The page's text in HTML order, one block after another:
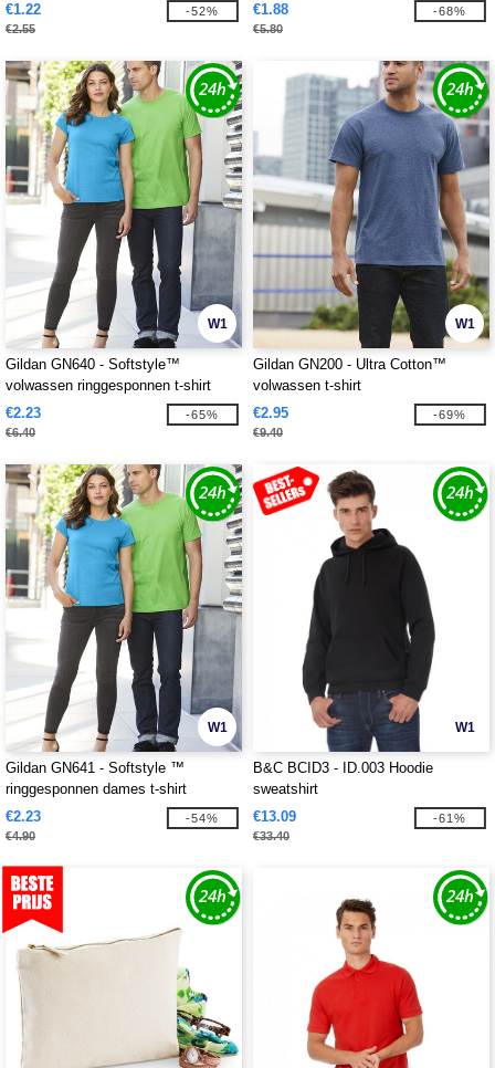
€1.22
€2.55
-52%
€1.88
€5.80
-68%
W1
Gildan GN640 - Softstyle™
volwassen ringgesponnen t-shirt
€2.23
€6.40
-65%
W1
Gildan GN200 - Ultra Cotton™
volwassen t-shirt
€2.95
€9.40
-69%
W1
Gildan GN641 - Softstyle ™
ringgesponnen dames t-shirt
€2.23
€4.90
-54%
W1
B&C BCID3 - ID.003 Hoodie
sweatshirt
€13.09
€33.40
-61%